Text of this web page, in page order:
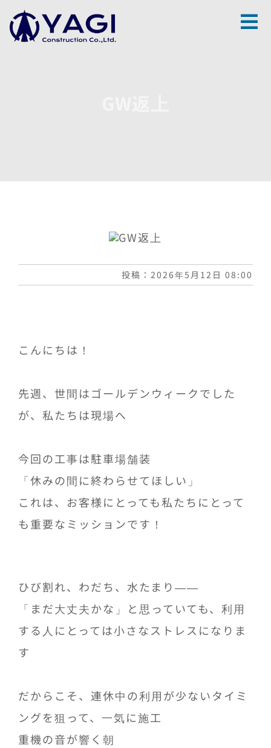
Skip
to
content
投稿：2026年5月12日 08:00
こんにちは！
先週、世間はゴールデンウィークでした
が、私たちは現場へ
今回の工事は駐車場舗装
「休みの間に終わらせてほしい」
これは、お客様にとっても私たちにとって
も重要なミッションです！
ひび割れ、わだち、水たまり――
「まだ大丈夫かな」と思っていても、利用
する人にとっては小さなストレスになりま
す
だからこそ、連休中の利用が少ないタイミ
ングを狙って、一気に施工
重機の音が響く朝